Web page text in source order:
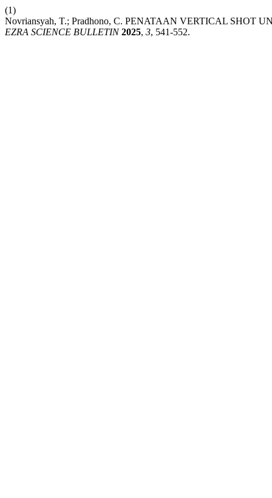
(1)
Novriansyah, T.; Pradhono, C. PENATAAN VERTICAL
EZRA SCIENCE BULLETIN 2025, 3, 541-552.